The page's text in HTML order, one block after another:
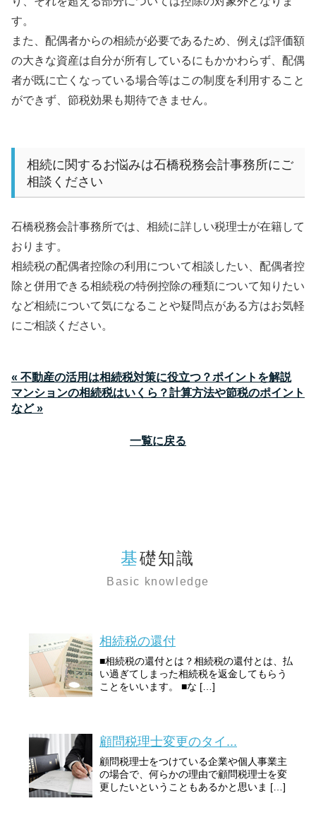
す。
また、配偶者からの相続が必要であるため、例えば評価額
の大きな資産は自分が所有しているにもかかわらず、配偶
者が既に亡くなっている場合等はこの制度を利用すること
ができず、節税効果も期待できません。
相続に関するお悩みは石橋税務会計事務所にご
相談ください
石橋税務会計事務所では、相続に詳しい税理士が在籍して
おります。
相続税の配偶者控除の利用について相談したい、配偶者控
除と併用できる相続税の特例控除の種類について知りたい
など相続について気になることや疑問点がある方はお気軽
にご相談ください。
« 不動産の活用は相続税対策に役立つ？ポイントを解説
マンションの相続税はいくら？計算方法や節税のポイント
など »
一覧に戻る
基礎知識
Basic knowledge
相続税の還付
■相続税の還付とは？相続税の還付とは、払
い過ぎてしまった相続税を返金してもらう
ことをいいます。 ■な […]
顧問税理士変更のタイ...
顧問税理士をつけている企業や個人事業主
の場合で、何らかの理由で顧問税理士を変
更したいということもあるかと思いま […]